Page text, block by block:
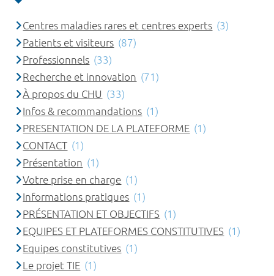
Centres maladies rares et centres experts (3)
Patients et visiteurs (87)
Professionnels (33)
Recherche et innovation (71)
À propos du CHU (33)
Infos & recommandations (1)
PRESENTATION DE LA PLATEFORME (1)
CONTACT (1)
Présentation (1)
Votre prise en charge (1)
Informations pratiques (1)
PRÉSENTATION ET OBJECTIFS (1)
EQUIPES ET PLATEFORMES CONSTITUTIVES (1)
Equipes constitutives (1)
Le projet TIE (1)